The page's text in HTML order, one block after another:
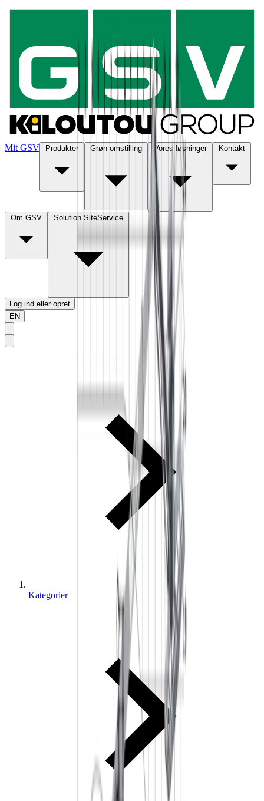
Mit GSV Produkter Grøn omstilling Vores løsninger Kontakt
Om GSV Solution SiteService
Log ind eller opret
EN
Kategorier